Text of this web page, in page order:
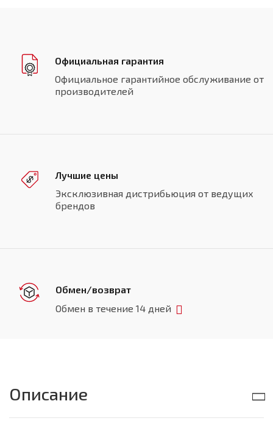
Официальная гарантия
Официальное гарантийное обслуживание от
производителей
Лучшие цены
Эксклюзивная дистрибьюция от ведущих
брендов
Обмен/возврат
Обмен в течение 14 дней
Описание